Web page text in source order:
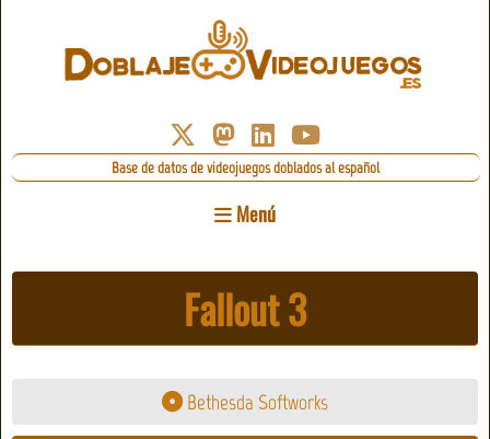
Base de datos de videojuegos doblados al español
Menú
Fallout 3
Bethesda Softworks